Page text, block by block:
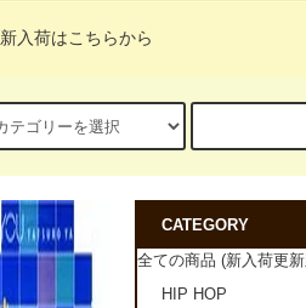
新入荷はこちらから
CATEGORY
全ての商品 (新入荷更
HIP HOP